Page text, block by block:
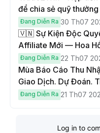
để chia sẻ quỹ
USDT
Đang Diễn Ra 30 Th07
🇻🇳 Sự Kiện Độc
Affiliate Mới — Hoa
Hoàn Phí Qua Đêm
Đang Diễn Ra 22 Th07
Mùa Báo Cáo Thu
Giao Dịch. Dự Đoán.
Cybertruck!
Đang Diễn Ra 21 Th07
Log in to